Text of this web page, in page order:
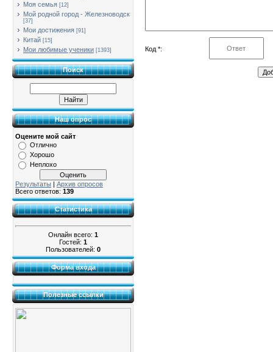
Моя семья [12]
Мой родной город - Железноводск
[37]
Мои достижения [91]
Китай [15]
Мои любимые ученики [1393]
Поиск
Наш опрос
Оцените мой сайт
Отлично
Хорошо
Неплохо
Результаты | Архив опросов
Всего ответов: 139
Статистика
Онлайн всего: 1
Гостей: 1
Пользователей: 0
Форма входа
Полезные ссылки
Код *: